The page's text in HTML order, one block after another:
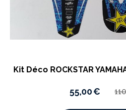
Kit Déco ROCKSTAR
55,00€